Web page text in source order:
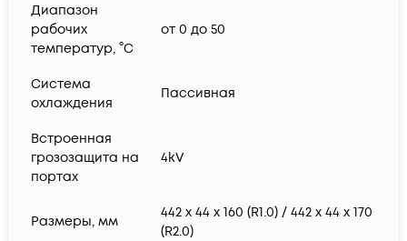
Диапазон
рабочих
температур, °C
от 0 до 50
Система
охлаждения
Пассивная
Встроенная
грозозащита на
портах
4kV
Размеры, мм
442 x 44 x 160 (R1.0) / 442 x 44 x 170
(R2.0)